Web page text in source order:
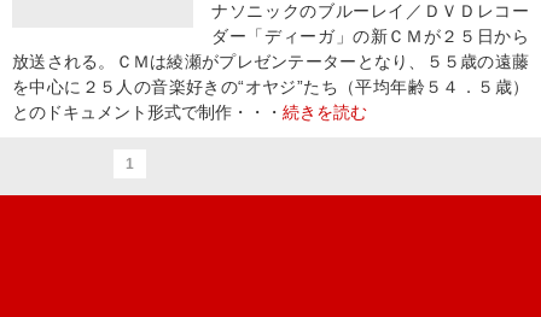
ナソニックのブルーレイ／ＤＶＤレコー
ダー「ディーガ」の新ＣＭが２５日から
放送される。ＣＭは綾瀬がプレゼンテーターとなり、５５歳の遠藤
を中心に２５人の音楽好きの“オヤジ”たち（平均年齢５４．５歳）
とのドキュメント形式で制作・・・ 続きを読む
1